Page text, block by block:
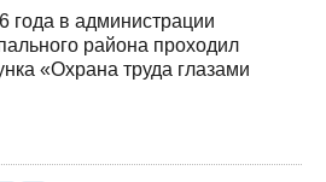
года в администрации
района проходил
«Охрана труда глазами